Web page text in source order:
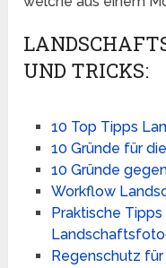
UND TRICKS:
10 Top Tipps
10 Gründe für
10 Gründe
Workflow
Praktische
Regenschutz